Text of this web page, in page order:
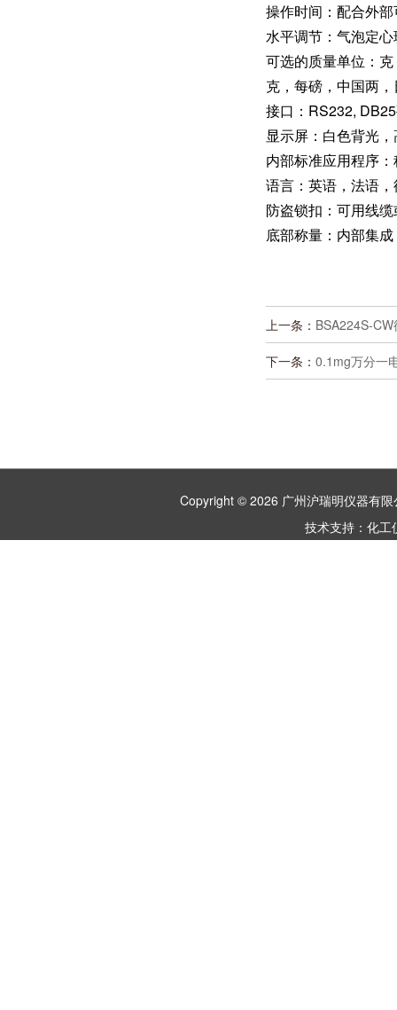
操作时间：配合外
水平调节：气泡定
可选的质量单位：
克，每磅，中国两
接口：RS232,
显示屏：白色背光
内部标准应用程序
语言：英语，法语
防盗锁扣：可用线
底部称量：内部集成
上一条： BSA224S-
下一条： 0.1mg万分一
Copyright © 2026 广州沪瑞明仪器有
技术支持： 化工